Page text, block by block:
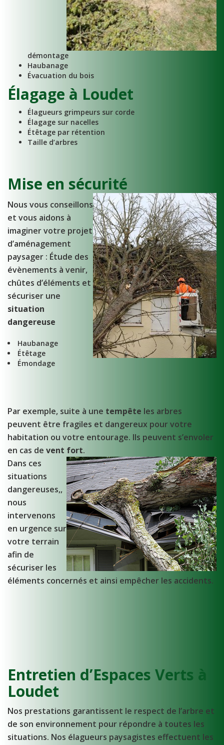
démontage
Haubanage
Évacuation du bois
Élagage à Loudet
Élagueurs grimpeurs sur corde
Élagage sur nacelles
Étêtage par rétention
Taille d’arbres
Mise en sécurité
Nous vous conseillons
et vous aidons à
imaginer votre projet
d’aménagement
paysager : Étude des
évènements à venir,
chûtes d’éléments et
sécuriser une
situation
dangereuse
Haubanage
Étêtage
Émondage
Par exemple, suite à une tempête les arbres
peuvent être fragiles et dangereux pour votre
habitation ou votre entourage. Ils peuvent s’envoler
en cas de vent fort.
Dans ces
situations
dangereuses,,
nous
intervenons
en urgence sur
votre terrain
afin de
sécuriser les
éléments concernés et ainsi empêcher les accidents.
Entretien d’Espaces Verts à
Loudet
Nos prestations garantissent le respect de l’arbre et
de son environnement pour répondre à toutes les
situations. Nos élagueurs paysagistes effectuent les